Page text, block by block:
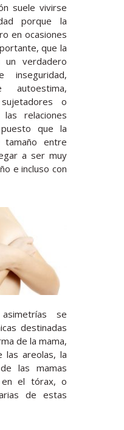
suele vivirse
porque la
en ocasiones
que la
verdadero
inseguridad,
o
relaciones
que la
entre
a ser muy
e incluso con
se
destinadas
de la mama,
las areolas, la
las mamas
en el tórax, o
de estas